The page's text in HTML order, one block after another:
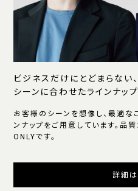
ビジネスだけにとどまらない、
シーンに合わせたラインナップ
お客様のシーンを想像し、最適な
ンナップをご用意しています。品
ONLYです。
詳細は